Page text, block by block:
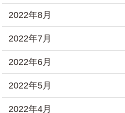
2022年8月
2022年7月
2022年6月
2022年5月
2022年4月